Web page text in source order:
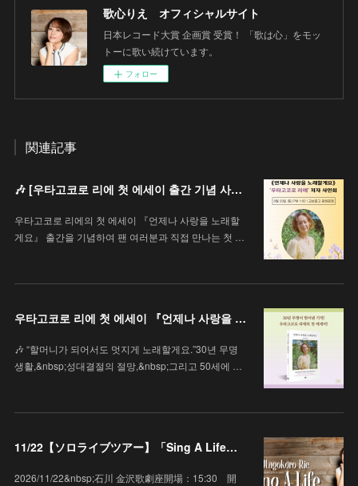
歌心りえ オフィシャルサイト
日本レコード大賞 企画賞 受賞！ 「歌は心」をモッ
トーに歌い続けています。
フォロー
関連記事
🎶 [우타고코로 리에 첫 에세이 출간 기념 사인회 안내 / 歌心りえ 初エッセイ出版記念サイン会のお知らせ]
우타고코로 리에의 첫 에세이 『언제나 사랑을 노래할
게요』 출간을 기념하여 팬 여러분과 직접 만나는 첫 …
우타고코로 리에 첫 에세이 『언제나 사랑을 노래할게요』
🎶 “할머니가 되어서도 멋지게 노래할게요.”30년 무명
생활,&nbsp;성대결절의 절망,&nbsp;그리고 50세에 …
11/22【ソロライブツアー】「Sing A Life」石川 金沢歌劇座
2026/11/22&nbsp;石川 金沢歌劇座開場：15:30 開